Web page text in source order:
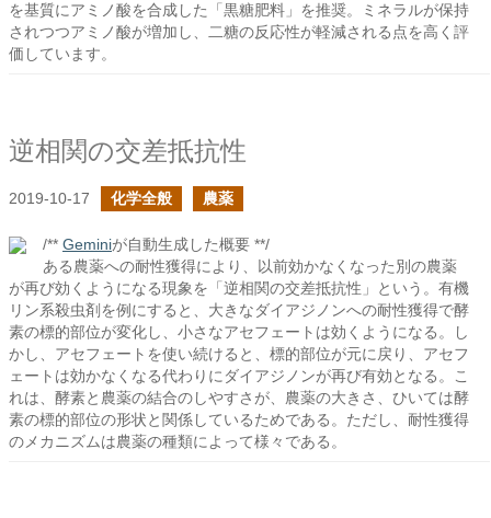
を基質にアミノ酸を合成した「黒糖肥料」を推奨。ミネラルが保持
されつつアミノ酸が増加し、二糖の反応性が軽減される点を高く評
価しています。
逆相関の交差抵抗性
2019-10-17 化学全般 農薬
/** Geminiが自動生成した概要 **/
ある農薬への耐性獲得により、以前効かなくなった別の農薬
が再び効くようになる現象を「逆相関の交差抵抗性」という。有機
リン系殺虫剤を例にすると、大きなダイアジノンへの耐性獲得で酵
素の標的部位が変化し、小さなアセフェートは効くようになる。し
かし、アセフェートを使い続けると、標的部位が元に戻り、アセフ
ェートは効かなくなる代わりにダイアジノンが再び有効となる。こ
れは、酵素と農薬の結合のしやすさが、農薬の大きさ、ひいては酵
素の標的部位の形状と関係しているためである。ただし、耐性獲得
のメカニズムは農薬の種類によって様々である。